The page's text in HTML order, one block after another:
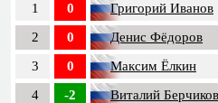
1 0 Григорий Иванов
2
0 Денис Фёдоров
3
0 Максим Ёлкин
4
-2 Виталий Берчиков